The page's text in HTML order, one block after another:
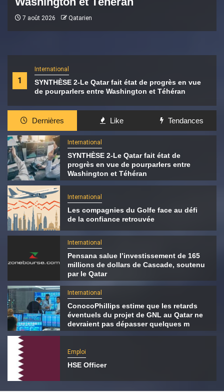
1
International
SYNTHÈSE 2-Le Qatar fait état de progrès en vue
de pourparlers entre Washington et Téhéran
7 août 2026 Qatarien
Dernières Like Tendances
International
SYNTHÈSE 2-Le Qatar fait état de
progrès en vue de pourparlers entre
Washington et Téhéran
International
Les compagnies du Golfe face au défi
de la confiance retrouvée
International
Pensana salue l’investissement de 165
millions de dollars de Cascade, soutenu
par le Qatar
International
ConocoPhillips estime que les retards
éventuels du projet de GNL au Qatar ne
devraient pas dépasser quelques m
Emploi
HSE Officer